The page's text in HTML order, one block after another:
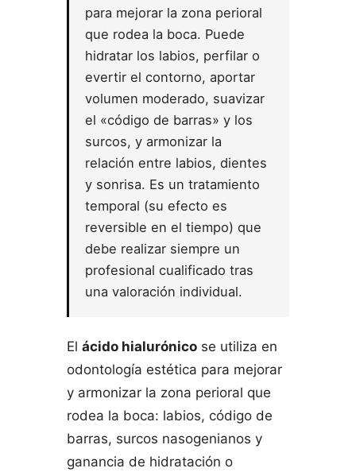
para mejorar la zona perioral
que rodea la boca. Puede
hidratar los labios, perfilar o
evertir el contorno, aportar
volumen moderado, suavizar
el «código de barras» y los
surcos, y armonizar la
relación entre labios, dientes
y sonrisa. Es un tratamiento
temporal (su efecto es
reversible en el tiempo) que
debe realizar siempre un
profesional cualificado tras
una valoración individual.
El ácido hialurónico se utiliza en
odontología estética para mejorar
y armonizar la zona perioral que
rodea la boca: labios, código de
barras, surcos nasogenianos y
ganancia de hidratación o